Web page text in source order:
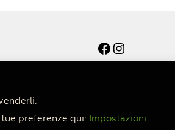
Facebook
Instagram
preferenze qui: Impostazioni